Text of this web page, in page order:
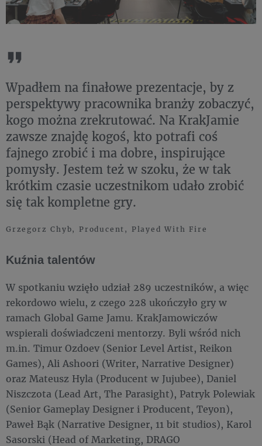
Wpadłem na finałowe prezentacje, by z
perspektywy pracownika branży zobaczyć,
kogo można zrekrutować. Na KrakJamie
zawsze znajdę kogoś, kto potrafi coś
fajnego zrobić i ma dobre, inspirujące
pomysły. Jestem też w szoku, że w tak
krótkim czasie uczestnikom udało zrobić
się tak kompletne gry.
Grzegorz Chyb, Producent, Played With Fire
Kuźnia talentów
W spotkaniu wzięło udział 289 uczestników, a więc
rekordowo wielu, z czego 228 ukończyło gry w
ramach Global Game Jamu. KrakJamowiczów
wspierali doświadczeni mentorzy. Byli wśród nich
m.in. Timur Ozdoev (Senior Level Artist, Reikon
Games), Ali Ashoori (Writer, Narrative Designer)
oraz Mateusz Hyla (Producent w Jujubee), Daniel
Niszczota (Lead Art, The Parasight), Patryk Polewiak
(Senior Gameplay Designer i Producent, Teyon),
Paweł Bąk (Narrative Designer, 11 bit studios), Karol
Sasorski (Head of Marketing, DRAGO